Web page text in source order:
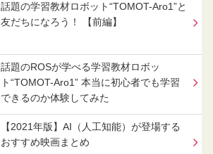
話題の学習教材ロボット“TOMOT-Aro1”と
友だちになろう！ 【前編】
話題のROSが学べる学習教材ロボッ
ト“TOMOT-Aro1” 本当に初心者でも学習
できるのか体験してみた
【2021年版】AI（人工知能）が登場する
おすすめ映画まとめ